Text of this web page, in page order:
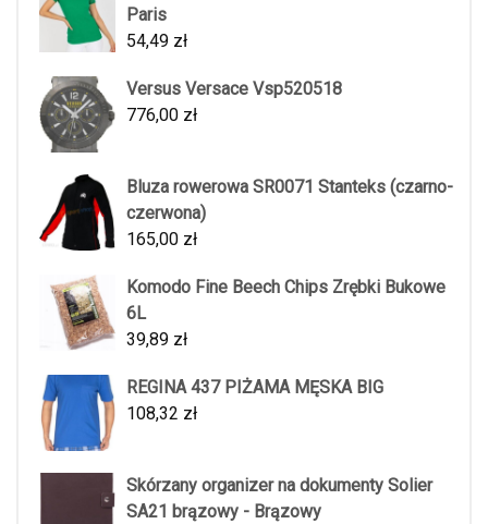
Paris
54,49 zł
Versus Versace Vsp520518
776,00 zł
Bluza rowerowa SR0071 Stanteks (czarno-
czerwona)
165,00 zł
Komodo Fine Beech Chips Zrębki Bukowe
6L
39,89 zł
REGINA 437 PIŻAMA MĘSKA BIG
108,32 zł
Skórzany organizer na dokumenty Solier
SA21 brązowy - Brązowy